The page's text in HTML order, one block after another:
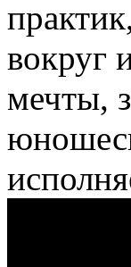
вокруг
мечты,